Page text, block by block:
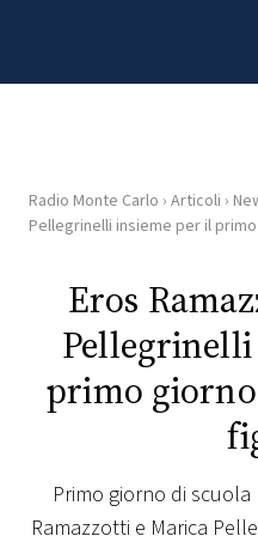
HOME
RADIO
WEB
RADIO
NEWS
Radio Monte Carlo › Articoli ›
Pellegrinelli insieme per il
Eros
primo
Primo giorno di
Ramazzotti e Marica